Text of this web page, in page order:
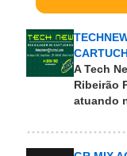
A Tech
Ribeirão
atuando